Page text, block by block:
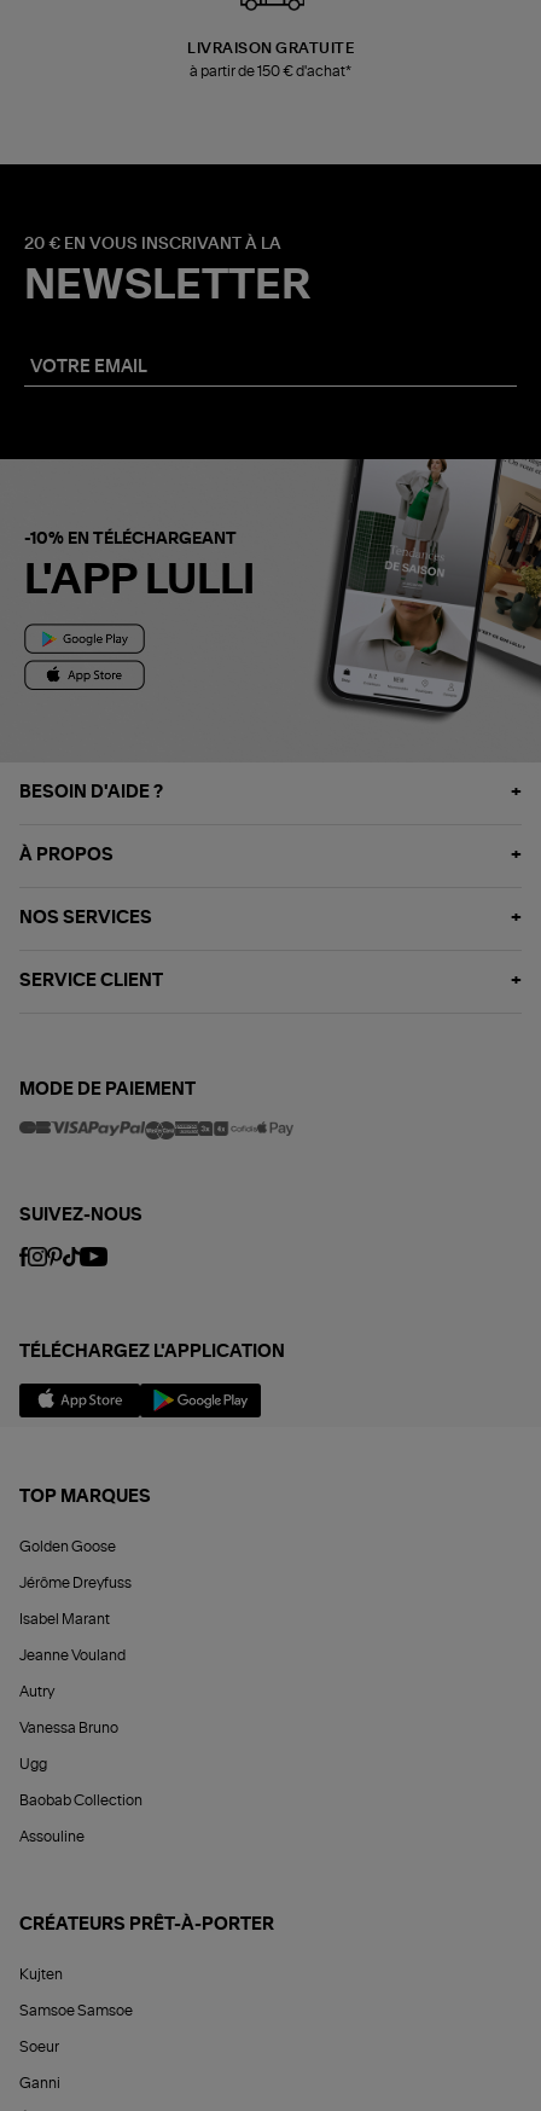
LIVRAISON GRATUITE
à partir de 150 € d'achat*
20 € EN VOUS INSCRIVANT À LA
NEWSLETTER
-10% EN TÉLÉCHARGEANT
L'APP LULLI
BESOIN D'AIDE ?
À PROPOS
NOS SERVICES
SERVICE CLIENT
MODE DE PAIEMENT
SUIVEZ-NOUS
TÉLÉCHARGEZ L'APPLICATION
TOP MARQUES
Golden Goose
Jérôme Dreyfuss
Isabel Marant
Jeanne Vouland
Autry
Vanessa Bruno
Ugg
Baobab Collection
Assouline
CRÉATEURS PRÊT-À-PORTER
Kujten
Samsoe Samsoe
Soeur
Ganni